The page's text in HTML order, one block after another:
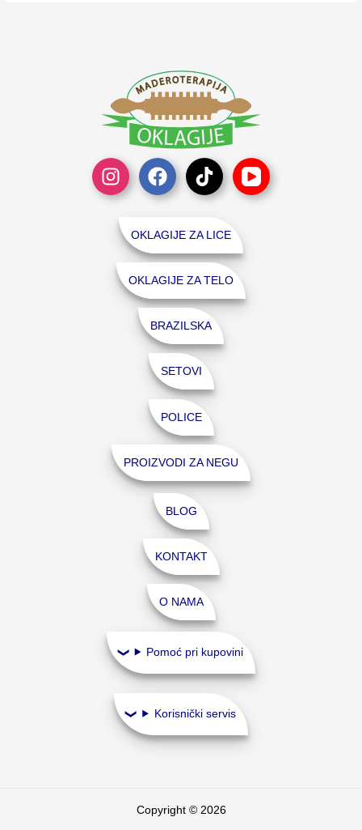
OKLAGIJE ZA LICE
OKLAGIJE ZA TELO
BRAZILSKA
SETOVI
POLICE
PROIZVODI ZA NEGU
BLOG
KONTAKT
O NAMA
Pomoć pri kupovini
Korisnički servis
Copyright © 2026